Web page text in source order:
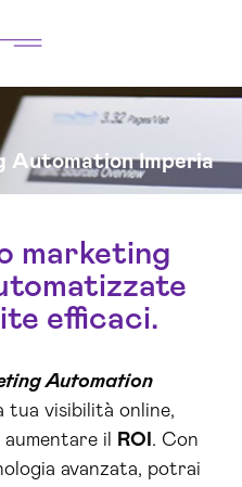
Automation Imperia
marketing
efficaci.
Automation
visibilità online,
il
ROI . Con
avanzata, potrai